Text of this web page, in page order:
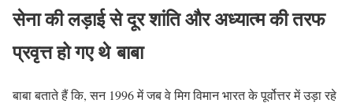
सेना की लड़ाई से दूर शांति और अध्यात्म की तरफ
प्रवृत्त हो गए थे बाबा
बाबा बताते हैं कि, सन 1996 में जब वे मिग विमान भारत के पूर्वोत्तर में उड़ा रहे